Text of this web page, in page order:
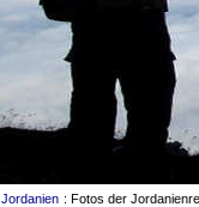
Jordanien : Fotos der